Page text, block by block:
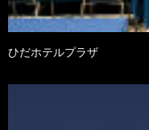
ひだホテルプラザ